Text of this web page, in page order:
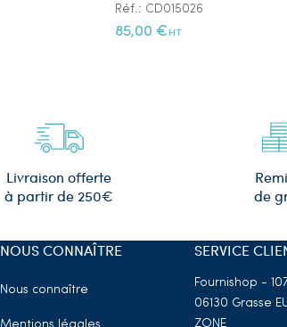
Réf.: CD015026
85,00 € HT
Livraison offerte
à partir de 250€
de
NOUS CONNAÎTRE
Nous connaître
SERVICE
Fournishop -
06130 Grasse
ZONE